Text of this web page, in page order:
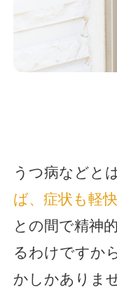
うつ病などと
ば、症状も軽
との間で精神
るわけですか
かしかありま